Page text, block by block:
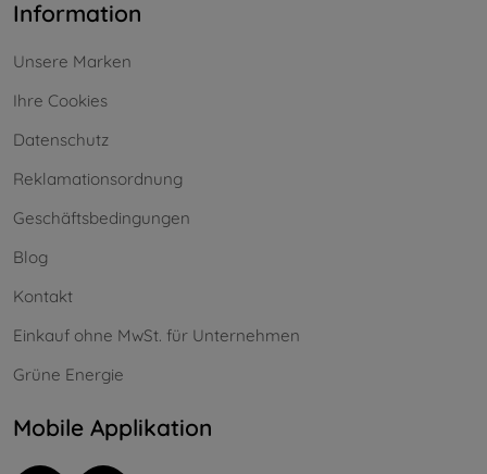
Information
Unsere Marken
Ihre Cookies
Datenschutz
Reklamationsordnung
Geschäftsbedingungen
Blog
Kontakt
Einkauf ohne MwSt. für Unternehmen
Grüne Energie
Mobile Applikation